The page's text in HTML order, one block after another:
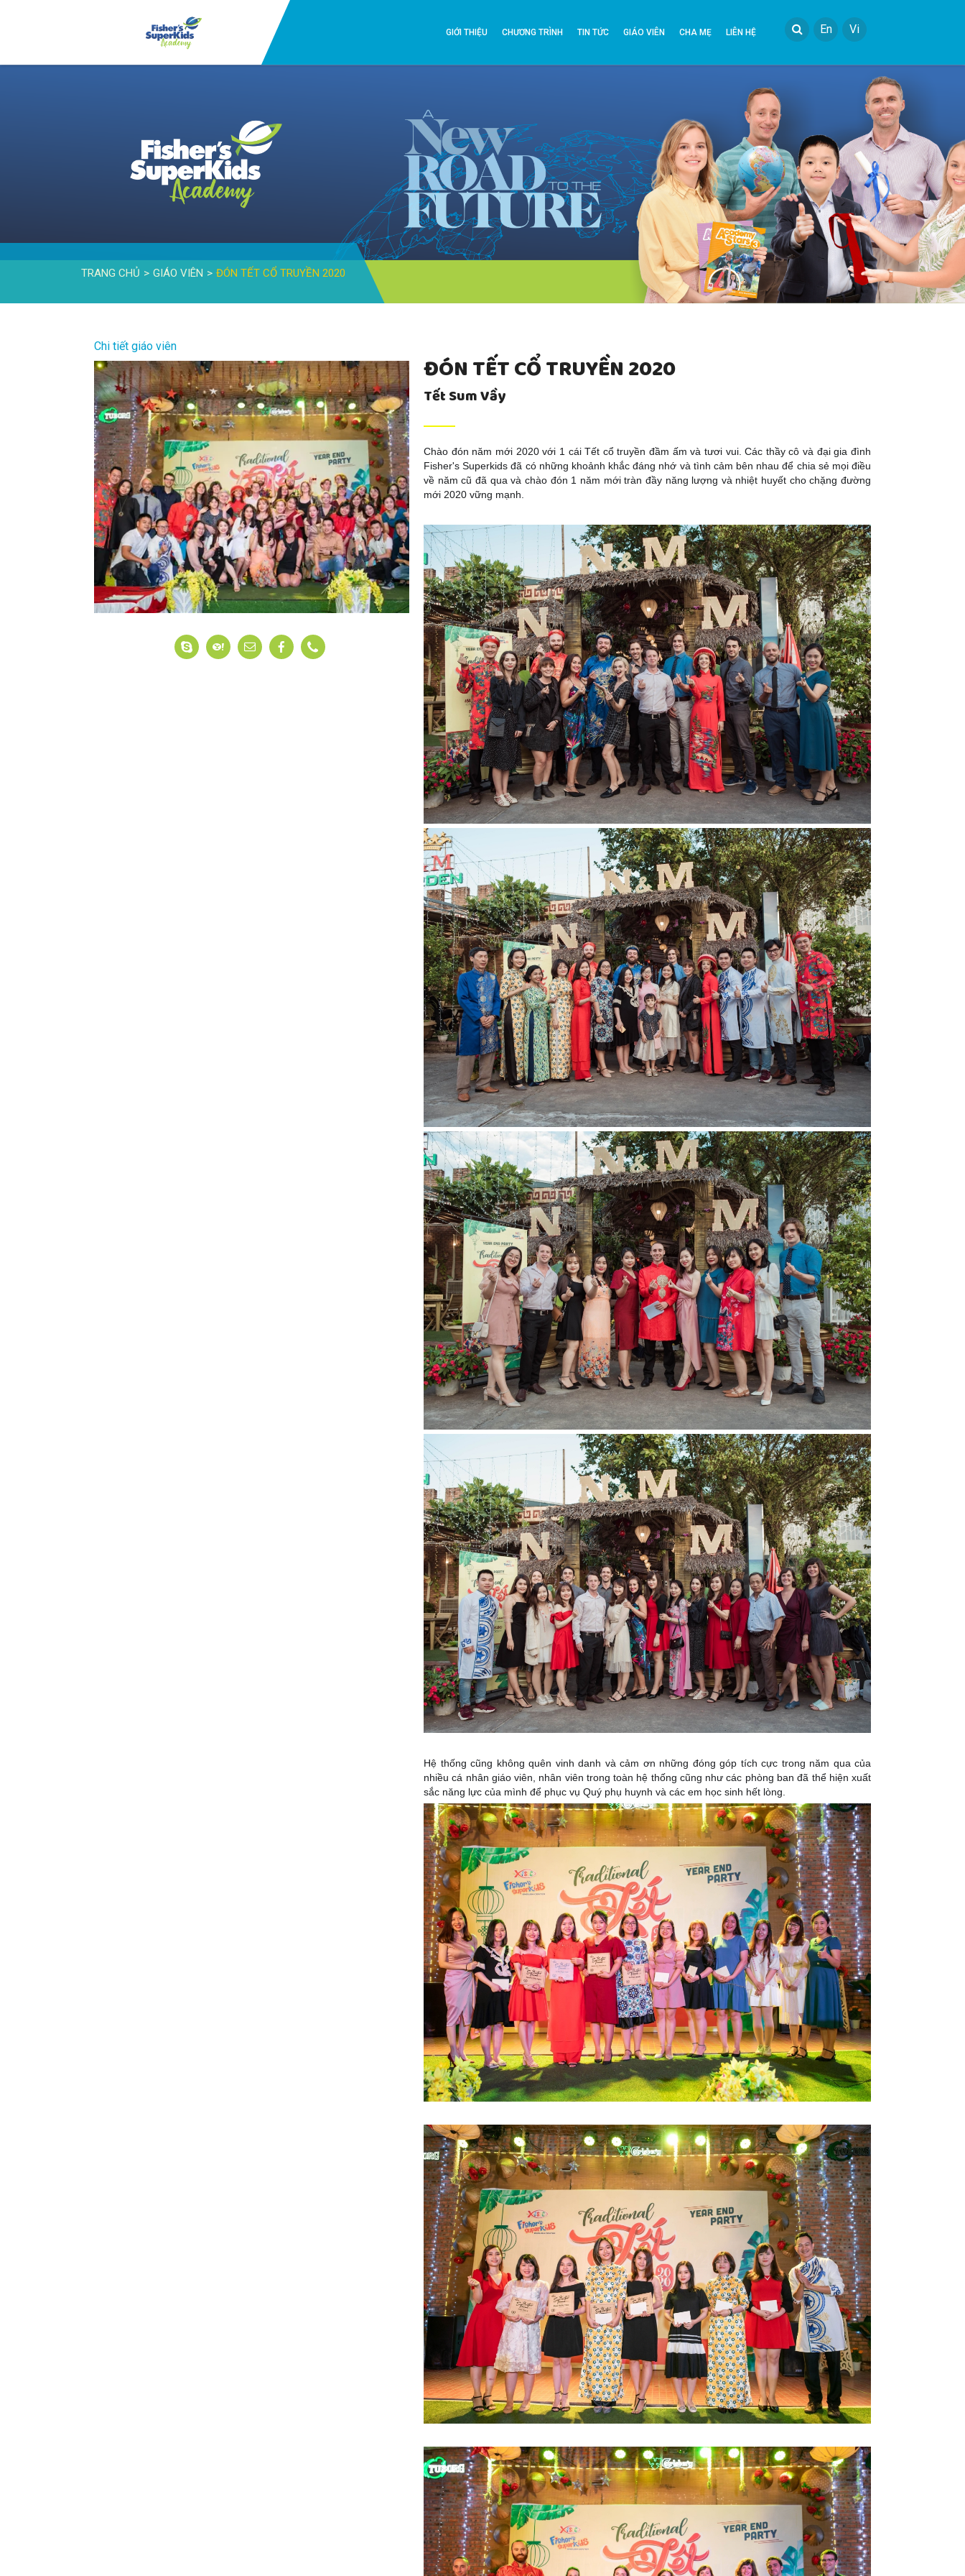
GIỚI THIỆU CHƯƠNG TRÌNH TIN TỨC GIÁO VIÊN CHA MẸ LIÊN HỆ En Vi
TRANG CHỦ GIÁO VIÊN ĐÓN TẾT CỔ TRUYỀN 2020
Chi tiết giáo viên
ĐÓN TẾT CỔ TRUYỀN 2020
Tết Sum Vầy
Chào đón năm mới 2020 với 1 cái Tết cổ truyền đầm ấm và tươi vui. Các thầy cô và đại gia đình
Fisher's Superkids đã có những khoảnh khắc đáng nhớ và tình cảm bên nhau để chia sẻ mọi điều
về năm cũ đã qua và chào đón 1 năm mới tràn đầy năng lượng và nhiệt huyết cho chặng đường
mới 2020 vững mạnh.
Hệ thống cũng không quên vinh danh và cảm ơn những đóng góp tích cực trong năm qua của
nhiều cá nhân giáo viên, nhân viên trong toàn hệ thống cũng như các phòng ban đã thể hiện xuất
sắc năng lực của mình để phục vụ Quý phụ huynh và các em học sinh hết lòng.